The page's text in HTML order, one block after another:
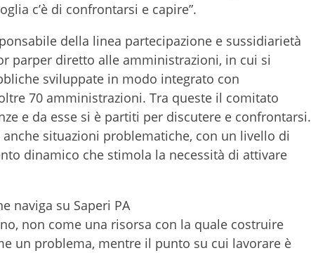
c’è di confrontarsi e capire”.
della linea partecipazione e sussidiarietà
parper diretto alle amministrazioni, in cui si
sviluppate in modo integrato con
70 amministrazioni. Tra queste il comitato
e da esse si è partiti per discutere e confrontarsi.
situazioni problematiche, con un livello di
dinamico che stimola la necessità di attivare
naviga su Saperi PA
non come una risorsa con la quale costruire
un problema, mentre il punto su cui lavorare è